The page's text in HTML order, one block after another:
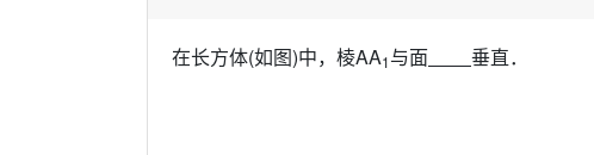
在长方体(如图)中，棱AA1与面 垂直．